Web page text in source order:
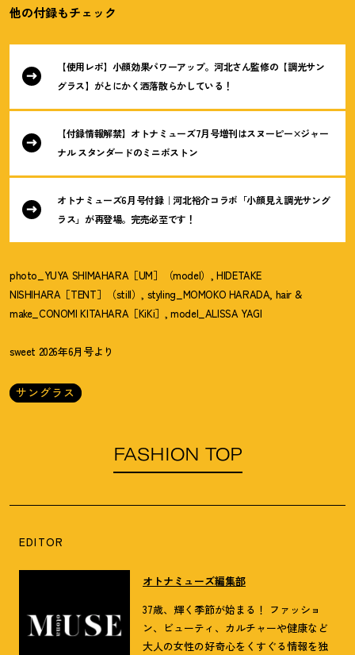
他の付録もチェック
【使用レポ】小顔効果パワーアップ。河北さん監修の【調光サン
グラス】がとにかく洒落散らかしている ！
【付録情報解禁】オトナミューズ7月号増刊はスヌーピー×ジャー
ナル スタンダードのミニボストン
オトナミューズ6月号付録｜河北裕介コラボ「小顔見え調光サング
ラス」が再登場。完売必至です ！
photo_YUYA SHIMAHARA［UM］（model）, HIDETAKE
NISHIHARA［TENT］（still）, styling_MOMOKO HARADA, hair &
make_CONOMI KITAHARA［KiKi］, model_ALISSA YAGI
sweet 2026年6月号より
サングラス
FASHION TOP
EDITOR
オトナミューズ編集部
37歳、輝く季節が始まる！ ファッショ
ン、ビューティ、カルチャーや健康など
大人の女性の好奇心をくすぐる情報を独